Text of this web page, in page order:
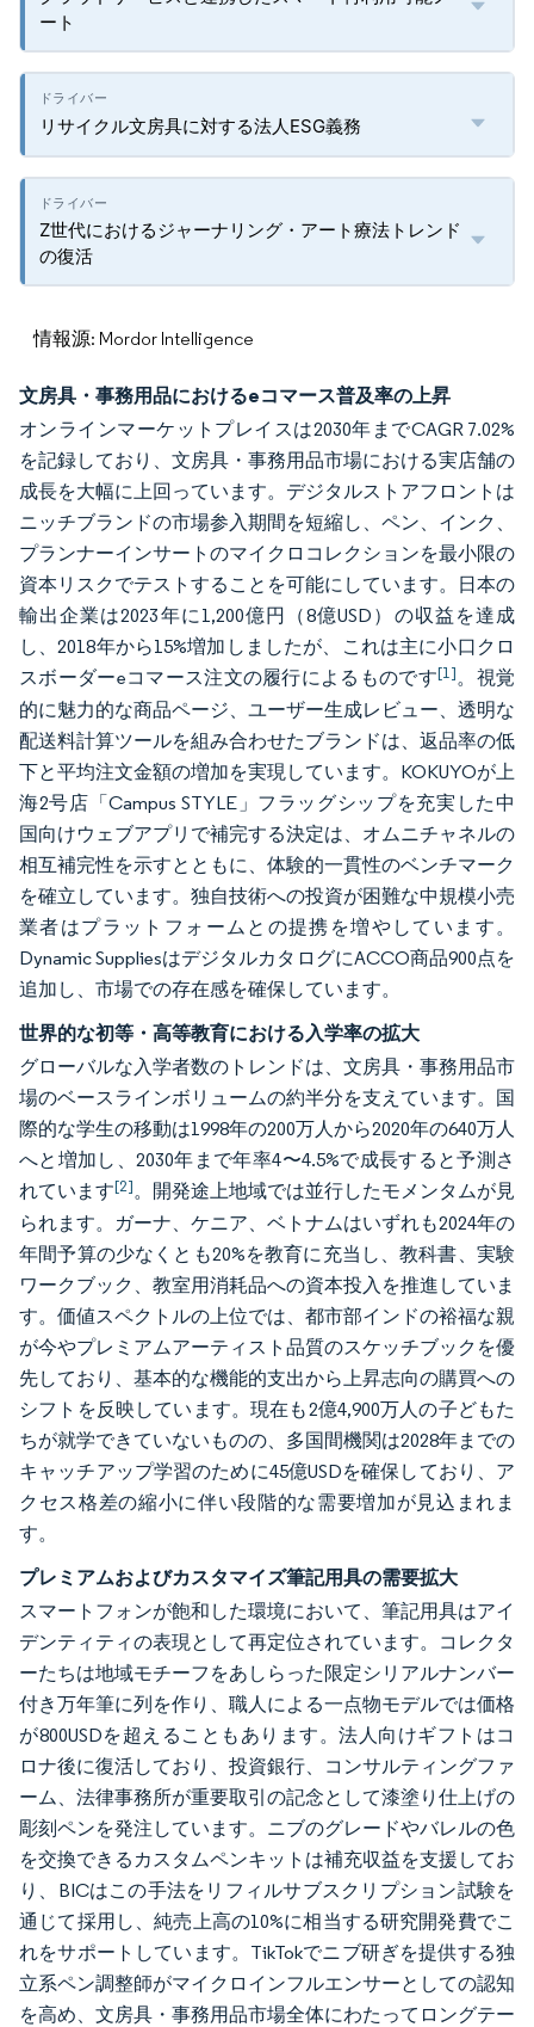
ート
リサイクル文房具に対する法人ESG義務
Z世代におけるジャーナリング・アート療法トレンド
の復活
情報源: Mordor Intelligence
文房具・事務用品におけるeコマース普及率の上昇
オンラインマーケットプレイスは2030年までCAGR 7.02%
を記録しており、文房具・事務用品市場における実店舗の
成長を大幅に上回っています。デジタルストアフロントは
ニッチブランドの市場参入期間を短縮し、ペン、インク、
プランナーインサートのマイクロコレクションを最小限の
資本リスクでテストすることを可能にしています。日本の
輸出企業は2023年に1,200億円（8億USD）の収益を達成
し、2018年から15%増加しましたが、これは主に小口クロ
スボーダーeコマース注文の履行によるものです[1]。視覚
的に魅力的な商品ページ、ユーザー生成レビュー、透明な
配送料計算ツールを組み合わせたブランドは、返品率の低
下と平均注文金額の増加を実現しています。KOKUYOが上
海2号店「Campus STYLE」フラッグシップを充実した中
国向けウェブアプリで補完する決定は、オムニチャネルの
相互補完性を示すとともに、体験的一貫性のベンチマーク
を確立しています。独自技術への投資が困難な中規模小売
業者はプラットフォームとの提携を増やしています。
Dynamic SuppliesはデジタルカタログにACCO商品900点を
追加し、市場での存在感を確保しています。
世界的な初等・高等教育における入学率の拡大
グローバルな入学者数のトレンドは、文房具・事務用品市
場のベースラインボリュームの約半分を支えています。国
際的な学生の移動は1998年の200万人から2020年の640万人
へと増加し、2030年まで年率4〜4.5%で成長すると予測さ
れています[2]。開発途上地域では並行したモメンタムが見
られます。ガーナ、ケニア、ベトナムはいずれも2024年の
年間予算の少なくとも20%を教育に充当し、教科書、実験
ワークブック、教室用消耗品への資本投入を推進していま
す。価値スペクトルの上位では、都市部インドの裕福な親
が今やプレミアムアーティスト品質のスケッチブックを優
先しており、基本的な機能的支出から上昇志向の購買への
シフトを反映しています。現在も2億4,900万人の子どもた
ちが就学できていないものの、多国間機関は2028年までの
キャッチアップ学習のために45億USDを確保しており、ア
クセス格差の縮小に伴い段階的な需要増加が見込まれま
す。
プレミアムおよびカスタマイズ筆記用具の需要拡大
スマートフォンが飽和した環境において、筆記用具はアイ
デンティティの表現として再定位されています。コレクタ
ーたちは地域モチーフをあしらった限定シリアルナンバー
付き万年筆に列を作り、職人による一点物モデルでは価格
が800USDを超えることもあります。法人向けギフトはコ
ロナ後に復活しており、投資銀行、コンサルティングファ
ーム、法律事務所が重要取引の記念として漆塗り仕上げの
彫刻ペンを発注しています。ニブのグレードやバレルの色
を交換できるカスタムペンキットは補充収益を支援してお
り、BICはこの手法をリフィルサブスクリプション試験を
通じて採用し、純売上高の10%に相当する研究開発費でこ
れをサポートしています。TikTokでニブ研ぎを提供する独
立系ペン調整師がマイクロインフルエンサーとしての認知
を高め、文房具・事務用品市場全体にわたってロングテー